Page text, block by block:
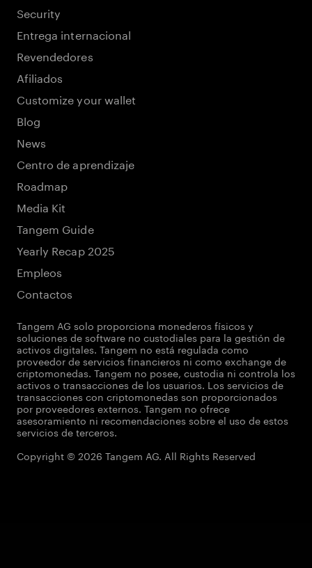
Security
Entrega internacional
Revendedores
Afiliados
Customize your wallet
Blog
News
Centro de aprendizaje
Roadmap
Media Kit
Tangem Guide
Yearly Recap 2025
Empleos
Contactos
Tangem AG solo proporciona monederos físicos y
soluciones de software no custodiales para la gestión de
activos digitales. Tangem no está regulada como
proveedor de servicios financieros ni como exchange de
criptomonedas. Tangem no posee, custodia ni controla los
activos o transacciones de los usuarios. Los servicios de
transacciones con criptomonedas son proporcionados
por proveedores externos. Tangem no ofrece
asesoramiento ni recomendaciones sobre el uso de estos
servicios de terceros.